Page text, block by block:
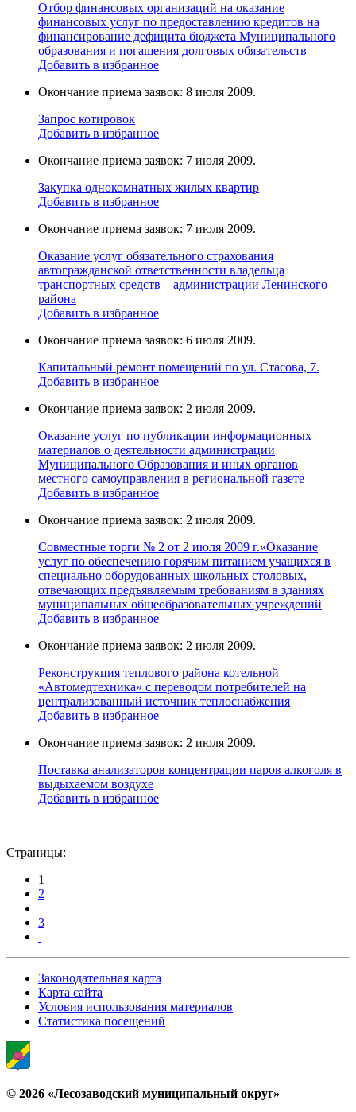
Отбор финансовых организаций на оказание
финансовых услуг по предоставлению кредитов на
финансирование дефицита бюджета Муниципального
образования и погашения долговых обязательств
Добавить в избранное
Окончание приема заявок: 8 июля 2009.
Запрос котировок
Добавить в избранное
Окончание приема заявок: 7 июля 2009.
Закупка однокомнатных жилых квартир
Добавить в избранное
Окончание приема заявок: 7 июля 2009.
Оказание услуг обязательного страхования
автогражданской ответственности владельца
транспортных средств – администрации Ленинского
района
Добавить в избранное
Окончание приема заявок: 6 июля 2009.
Капитальный ремонт помещений по ул. Стасова, 7.
Добавить в избранное
Окончание приема заявок: 2 июля 2009.
Оказание услуг по публикации информационных
материалов о деятельности администрации
Муниципального Образования и иных органов
местного самоуправления в региональной газете
Добавить в избранное
Окончание приема заявок: 2 июля 2009.
Совместные торги № 2 от 2 июля 2009 г.«Оказание
услуг по обеспечению горячим питанием учащихся в
специально оборудованных школьных столовых,
отвечающих предъявляемым требованиям в зданиях
муниципальных общеобразовательных учреждений
Добавить в избранное
Окончание приема заявок: 2 июля 2009.
Реконструкция теплового района котельной
«Автомедтехника» с переводом потребителей на
централизованный источник теплоснабжения
Добавить в избранное
Окончание приема заявок: 2 июля 2009.
Поставка анализаторов концентрации паров алкоголя в
выдыхаемом воздухе
Добавить в избранное
Страницы:
1
2
3
Законодательная карта
Карта сайта
Условия использования материалов
Статистика посещений
© 2026 «Лесозаводский муниципальный округ»